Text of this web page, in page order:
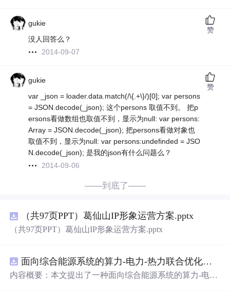
gukie
没人回答么？
2014-09-07
赞
gukie
var _json = loader.data.match(/\{.+\}/)[0]; var persons
= JSON.decode(_json); 这个persons 取值不到。 把p
ersons看做数组也取值不到，显示为null: var persons:
Array = JSON.decode(_json); 把persons看做对象也
取值不到，显示为null: var persons:undefinded = JSO
N.decode(_json); 是我的json有什么问题么？
2014-09-06
赞
——到底了——
（共97页PPT）葛仙山IP形象运营方案.pptx
（共97页PPT）葛仙山IP形象运营方案.pptx
面向综合能源系统的算力-电力-热力联合优化调度策略（Matlab代码实现）
内容概要：本文提出了一种面向综合能源系统的算力-电